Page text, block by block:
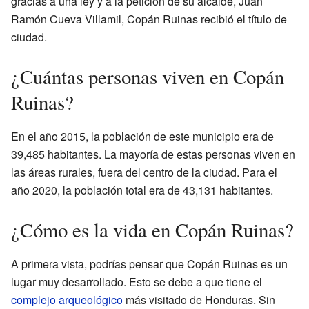
Ramón Cueva Villamil, Copán Ruinas recibió el título de
ciudad.
¿Cuántas personas viven en Copán
Ruinas?
En el año 2015, la población de este municipio era de
39,485 habitantes. La mayoría de estas personas viven en
las áreas rurales, fuera del centro de la ciudad. Para el
año 2020, la población total era de 43,131 habitantes.
¿Cómo es la vida en Copán Ruinas?
A primera vista, podrías pensar que Copán Ruinas es un
lugar muy desarrollado. Esto se debe a que tiene el
complejo arqueológico más visitado de Honduras. Sin